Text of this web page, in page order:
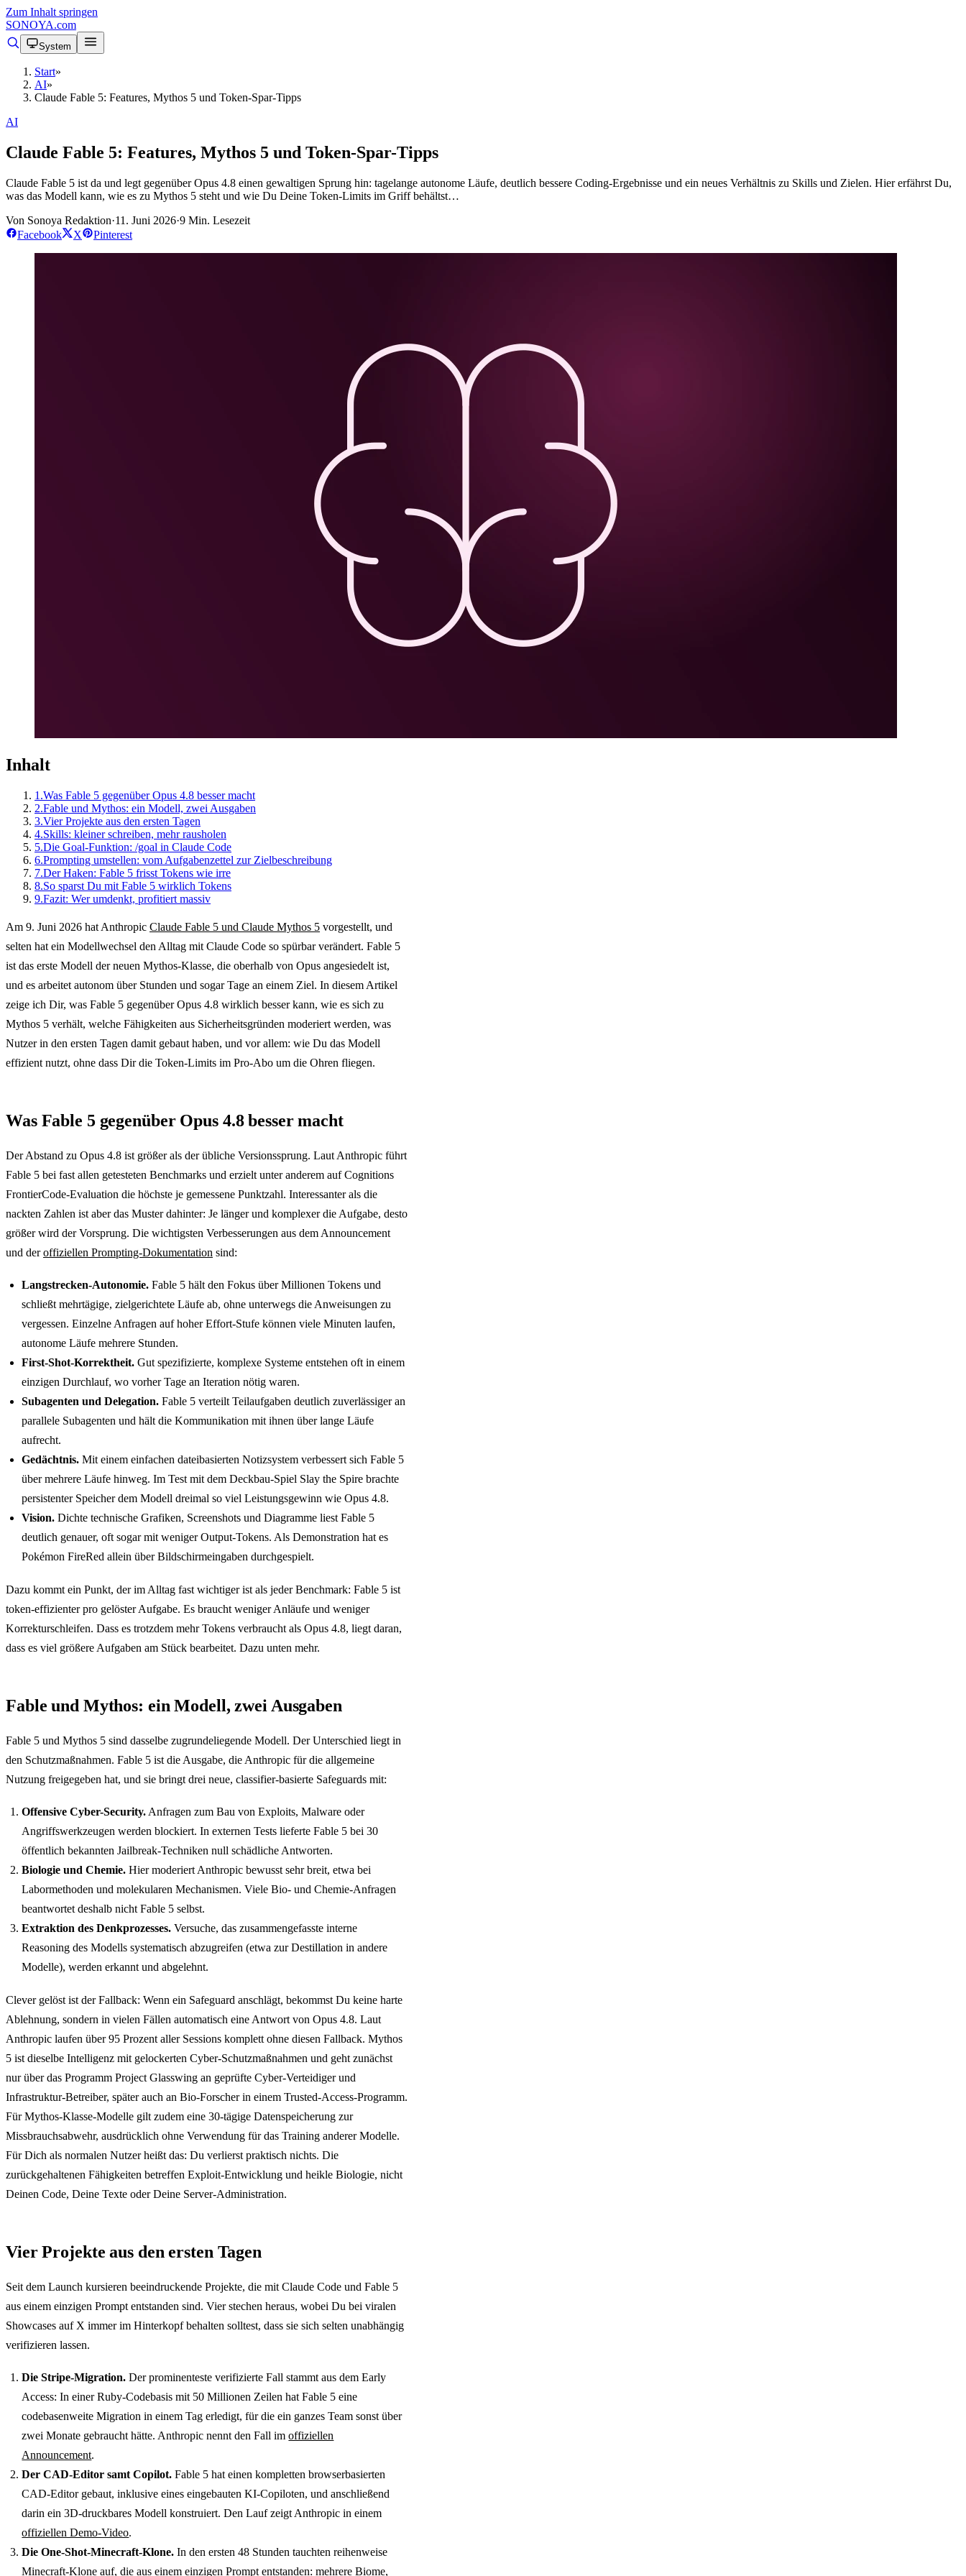
Zum Inhalt springen
SONOYA.com
System
Start»
AI»
Claude Fable 5: Features, Mythos 5 und Token-Spar-Tipps
AI
Claude Fable 5: Features, Mythos 5 und Token-Spar-Tipps
Claude Fable 5 ist da und legt gegenüber Opus 4.8 einen gewaltigen Sprung hin: tagelange autonome Läufe, deutlich bessere Coding-Ergebnisse und ein neues Verhältnis zu Skills und Zielen. Hier erfährst Du,
was das Modell kann, wie es zu Mythos 5 steht und wie Du Deine Token-Limits im Griff behältst…
Von Sonoya Redaktion·11. Juni 2026·9 Min. Lesezeit
Facebook
X Pinterest
Inhalt
1.Was Fable 5 gegenüber Opus 4.8 besser macht
2.Fable und Mythos: ein Modell, zwei Ausgaben
3.Vier Projekte aus den ersten Tagen
4.Skills: kleiner schreiben, mehr rausholen
5.Die Goal-Funktion: /goal in Claude Code
6.Prompting umstellen: vom Aufgabenzettel zur Zielbeschreibung
7.Der Haken: Fable 5 frisst Tokens wie irre
8.So sparst Du mit Fable 5 wirklich Tokens
9.Fazit: Wer umdenkt, profitiert massiv
Am 9. Juni 2026 hat Anthropic Claude Fable 5 und Claude Mythos 5 vorgestellt, und
selten hat ein Modellwechsel den Alltag mit Claude Code so spürbar verändert. Fable 5
ist das erste Modell der neuen Mythos-Klasse, die oberhalb von Opus angesiedelt ist,
und es arbeitet autonom über Stunden und sogar Tage an einem Ziel. In diesem Artikel
zeige ich Dir, was Fable 5 gegenüber Opus 4.8 wirklich besser kann, wie es sich zu
Mythos 5 verhält, welche Fähigkeiten aus Sicherheitsgründen moderiert werden, was
Nutzer in den ersten Tagen damit gebaut haben, und vor allem: wie Du das Modell
effizient nutzt, ohne dass Dir die Token-Limits im Pro-Abo um die Ohren fliegen.
Was Fable 5 gegenüber Opus 4.8 besser macht
Der Abstand zu Opus 4.8 ist größer als der übliche Versionssprung. Laut Anthropic führt
Fable 5 bei fast allen getesteten Benchmarks und erzielt unter anderem auf Cognitions
FrontierCode-Evaluation die höchste je gemessene Punktzahl. Interessanter als die
nackten Zahlen ist aber das Muster dahinter: Je länger und komplexer die Aufgabe, desto
größer wird der Vorsprung. Die wichtigsten Verbesserungen aus dem Announcement
und deroffiziellen Prompting-Dokumentation sind:
Langstrecken-Autonomie. Fable 5 hält den Fokus über Millionen Tokens und
schließt mehrtägige, zielgerichtete Läufe ab, ohne unterwegs die Anweisungen zu
vergessen. Einzelne Anfragen auf hoher Effort-Stufe können viele Minuten laufen,
autonome Läufe mehrere Stunden.
First-Shot-Korrektheit. Gut spezifizierte, komplexe Systeme entstehen oft in einem
einzigen Durchlauf, wo vorher Tage an Iteration nötig waren.
Subagenten und Delegation. Fable 5 verteilt Teilaufgaben deutlich zuverlässiger an
parallele Subagenten und hält die Kommunikation mit ihnen über lange Läufe
aufrecht.
Gedächtnis. Mit einem einfachen dateibasierten Notizsystem verbessert sich Fable 5
über mehrere Läufe hinweg. Im Test mit dem Deckbau-Spiel Slay the Spire brachte
persistenter Speicher dem Modell dreimal so viel Leistungsgewinn wie Opus 4.8.
Vision. Dichte technische Grafiken, Screenshots und Diagramme liest Fable 5
deutlich genauer, oft sogar mit weniger Output-Tokens. Als Demonstration hat es
Pokémon FireRed allein über Bildschirmeingaben durchgespielt.
Dazu kommt ein Punkt, der im Alltag fast wichtiger ist als jeder Benchmark: Fable 5 ist
token-effizienter pro gelöster Aufgabe. Es braucht weniger Anläufe und weniger
Korrekturschleifen. Dass es trotzdem mehr Tokens verbraucht als Opus 4.8, liegt daran,
dass es viel größere Aufgaben am Stück bearbeitet. Dazu unten mehr.
Fable und Mythos: ein Modell, zwei Ausgaben
Fable 5 und Mythos 5 sind dasselbe zugrundeliegende Modell. Der Unterschied liegt in
den Schutzmaßnahmen. Fable 5 ist die Ausgabe, die Anthropic für die allgemeine
Nutzung freigegeben hat, und sie bringt drei neue, classifier-basierte Safeguards mit:
Offensive Cyber-Security. Anfragen zum Bau von Exploits, Malware oder
Angriffswerkzeugen werden blockiert. In externen Tests lieferte Fable 5 bei 30
öffentlich bekannten Jailbreak-Techniken null schädliche Antworten.
Biologie und Chemie. Hier moderiert Anthropic bewusst sehr breit, etwa bei
Labormethoden und molekularen Mechanismen. Viele Bio- und Chemie-Anfragen
beantwortet deshalb nicht Fable 5 selbst.
Extraktion des Denkprozesses. Versuche, das zusammengefasste interne
Reasoning des Modells systematisch abzugreifen (etwa zur Destillation in andere
Modelle), werden erkannt und abgelehnt.
Clever gelöst ist der Fallback: Wenn ein Safeguard anschlägt, bekommst Du keine harte
Ablehnung, sondern in vielen Fällen automatisch eine Antwort von Opus 4.8. Laut
Anthropic laufen über 95 Prozent aller Sessions komplett ohne diesen Fallback. Mythos
5 ist dieselbe Intelligenz mit gelockerten Cyber-Schutzmaßnahmen und geht zunächst
nur über das Programm Project Glasswing an geprüfte Cyber-Verteidiger und
Infrastruktur-Betreiber, später auch an Bio-Forscher in einem Trusted-Access-Programm.
Für Mythos-Klasse-Modelle gilt zudem eine 30-tägige Datenspeicherung zur
Missbrauchsabwehr, ausdrücklich ohne Verwendung für das Training anderer Modelle.
Für Dich als normalen Nutzer heißt das: Du verlierst praktisch nichts. Die
zurückgehaltenen Fähigkeiten betreffen Exploit-Entwicklung und heikle Biologie, nicht
Deinen Code, Deine Texte oder Deine Server-Administration.
Vier Projekte aus den ersten Tagen
Seit dem Launch kursieren beeindruckende Projekte, die mit Claude Code und Fable 5
aus einem einzigen Prompt entstanden sind. Vier stechen heraus, wobei Du bei viralen
Showcases auf X immer im Hinterkopf behalten solltest, dass sie sich selten unabhängig
verifizieren lassen.
Die Stripe-Migration. Der prominenteste verifizierte Fall stammt aus dem Early
Access: In einer Ruby-Codebasis mit 50 Millionen Zeilen hat Fable 5 eine
codebasenweite Migration in einem Tag erledigt, für die ein ganzes Team sonst über
zwei Monate gebraucht hätte. Anthropic nennt den Fall imoffiziellen
Announcement.
Der CAD-Editor samt Copilot. Fable 5 hat einen kompletten browserbasierten
CAD-Editor gebaut, inklusive eines eingebauten KI-Copiloten, und anschließend
darin ein 3D-druckbares Modell konstruiert. Den Lauf zeigt Anthropic in einem
offiziellen Demo-Video.
Die One-Shot-Minecraft-Klone. In den ersten 48 Stunden tauchten reihenweise
Minecraft-Klone auf, die aus einem einzigen Prompt entstanden: mehrere Biome,